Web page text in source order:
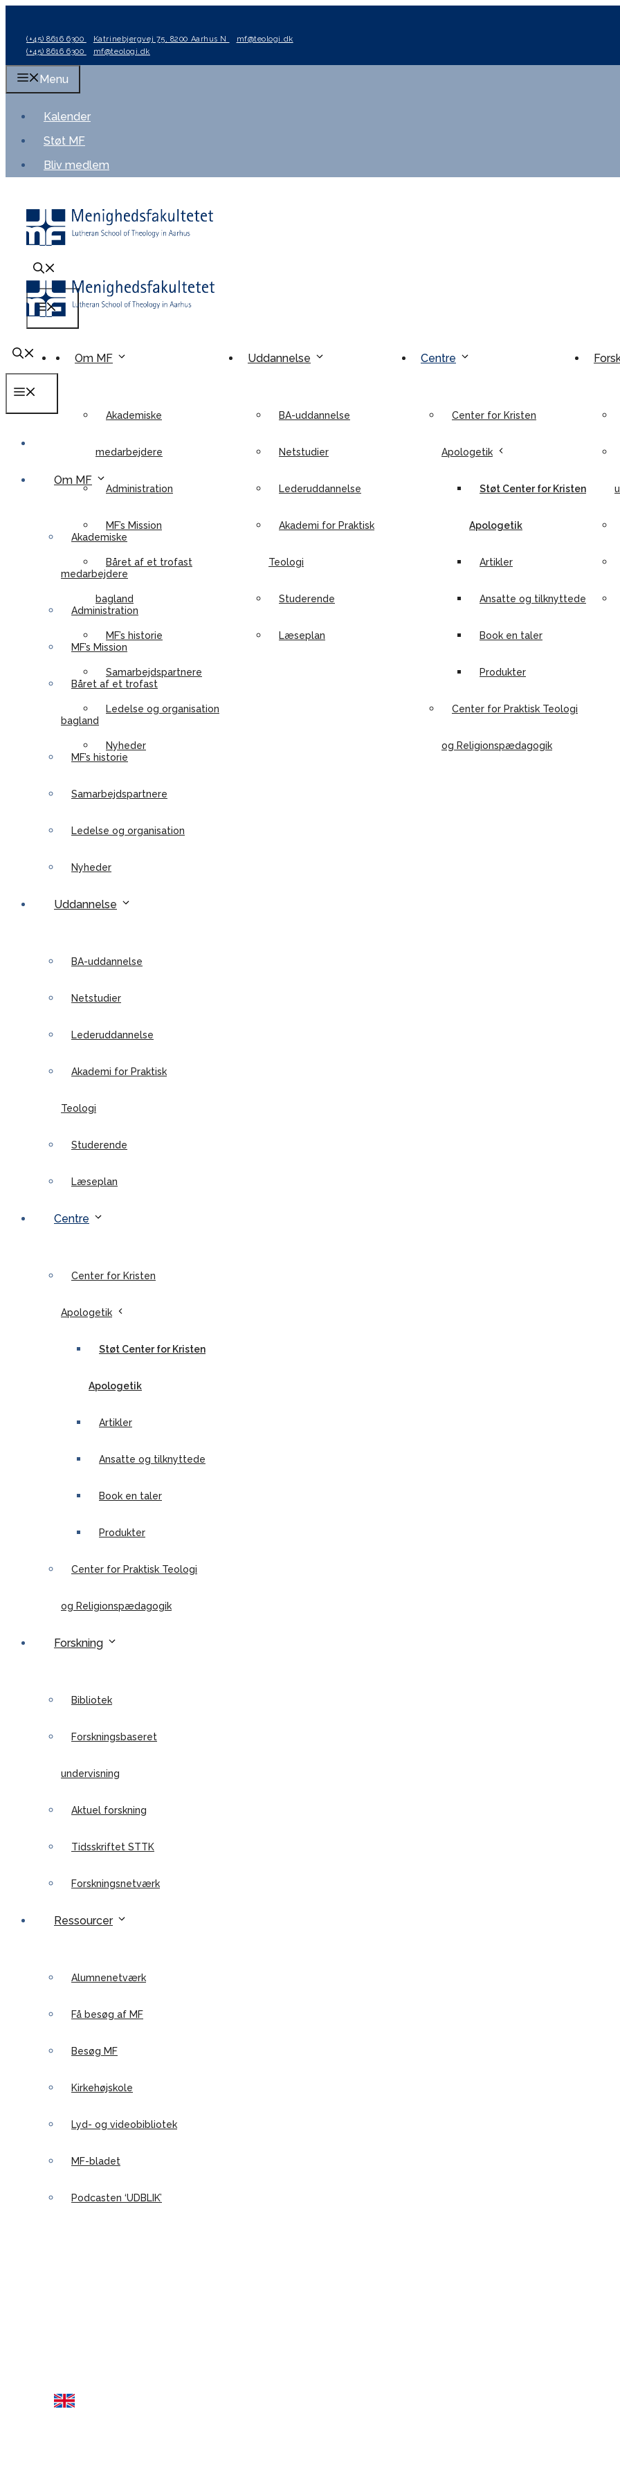
indhold
(+45) 8616 6300 Katrinebjergvej 75, 8200 Aarhus N
mf@teologi.dk
(+45) 8616 6300
mf@teologi.dk
Menu
Kalender
Støt MF
Bliv medlem
Menu
Om MF
Akademiske
medarbejdere
Administration
MF’s Mission
Båret af et trofast
bagland
MF’s historie
Samarbejdspartnere
Ledelse og organisation
Nyheder
Uddannelse
BA-uddannelse
Netstudier
Lederuddannelse
Akademi for Praktisk
Teologi
Studerende
Læseplan
Centre
Center for Kristen
Apologetik
Støt Center for Kristen
Apologetik
Artikler
Ansatte og tilknyttede
Book en taler
Produkter
Center for Praktisk Teologi
og Religionspædagogik
Om MF
Akademiske
medarbejdere
Administration
MF’s Mission
Båret af et trofast
bagland
MF’s historie
Samarbejdspartnere
Ledelse og organisation
Nyheder
Uddannelse
BA-uddannelse
Netstudier
Lederuddannelse
Akademi for Praktisk
Teologi
Studerende
Læseplan
Centre
Center for Kristen
Apologetik
Støt Center for Kristen
Apologetik
Artikler
Ansatte og tilknyttede
Book en taler
Produkter
Center for Praktisk Teologi
og Religionspædagogik
Forskning
Bibliotek
Forskningsbaseret
undervisning
Aktuel forskning
Tidsskriftet STTK
Forskningsnetværk
Ressourcer
Alumnenetværk
Få besøg af MF
Besøg MF
Kirkehøjskole
Lyd- og videobibliotek
MF-bladet
Podcasten ‘UDBLIK’